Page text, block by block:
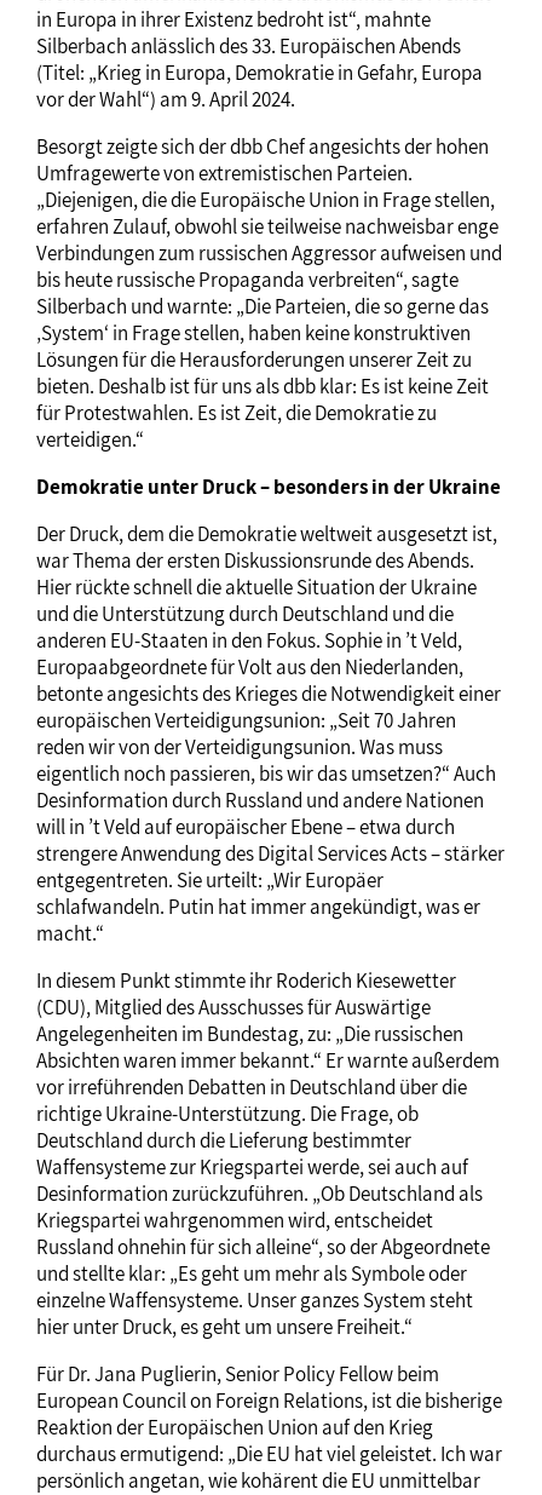
in Europa in ihrer Existenz bedroht ist“, mahnte
Silberbach anlässlich des 33. Europäischen Abends
(Titel: „Krieg in Europa, Demokratie in Gefahr, Europa
vor der Wahl“) am 9. April 2024.
Besorgt zeigte sich der dbb Chef angesichts der hohen
Umfragewerte von extremistischen Parteien.
„Diejenigen, die die Europäische Union in Frage stellen,
erfahren Zulauf, obwohl sie teilweise nachweisbar enge
Verbindungen zum russischen Aggressor aufweisen und
bis heute russische Propaganda verbreiten“, sagte
Silberbach und warnte: „Die Parteien, die so gerne das
‚System‘ in Frage stellen, haben keine konstruktiven
Lösungen für die Herausforderungen unserer Zeit zu
bieten. Deshalb ist für uns als dbb klar: Es ist keine Zeit
für Protestwahlen. Es ist Zeit, die Demokratie zu
verteidigen.“
Demokratie unter Druck – besonders in der Ukraine
Der Druck, dem die Demokratie weltweit ausgesetzt ist,
war Thema der ersten Diskussionsrunde des Abends.
Hier rückte schnell die aktuelle Situation der Ukraine
und die Unterstützung durch Deutschland und die
anderen EU-Staaten in den Fokus. Sophie in ’t Veld,
Europaabgeordnete für Volt aus den Niederlanden,
betonte angesichts des Krieges die Notwendigkeit einer
europäischen Verteidigungsunion: „Seit 70 Jahren
reden wir von der Verteidigungsunion. Was muss
eigentlich noch passieren, bis wir das umsetzen?“ Auch
Desinformation durch Russland und andere Nationen
will in ’t Veld auf europäischer Ebene – etwa durch
strengere Anwendung des Digital Services Acts – stärker
entgegentreten. Sie urteilt: „Wir Europäer
schlafwandeln. Putin hat immer angekündigt, was er
macht.“
In diesem Punkt stimmte ihr Roderich Kiesewetter
(CDU), Mitglied des Ausschusses für Auswärtige
Angelegenheiten im Bundestag, zu: „Die russischen
Absichten waren immer bekannt.“ Er warnte außerdem
vor irreführenden Debatten in Deutschland über die
richtige Ukraine-Unterstützung. Die Frage, ob
Deutschland durch die Lieferung bestimmter
Waffensysteme zur Kriegspartei werde, sei auch auf
Desinformation zurückzuführen. „Ob Deutschland als
Kriegspartei wahrgenommen wird, entscheidet
Russland ohnehin für sich alleine“, so der Abgeordnete
und stellte klar: „Es geht um mehr als Symbole oder
einzelne Waffensysteme. Unser ganzes System steht
hier unter Druck, es geht um unsere Freiheit.“
Für Dr. Jana Puglierin, Senior Policy Fellow beim
European Council on Foreign Relations, ist die bisherige
Reaktion der Europäischen Union auf den Krieg
durchaus ermutigend: „Die EU hat viel geleistet. Ich war
persönlich angetan, wie kohärent die EU unmittelbar